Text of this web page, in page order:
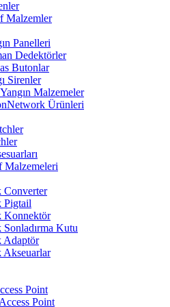
Malzemler
Panelleri
Dedektörler
Butonlar
Sirenler
Malzemeler
Network Ürünleri
Malzemeleri
Converter
Pigtail
Konnektör
Kutu
Adaptör
Akseuarlar
Point
Point